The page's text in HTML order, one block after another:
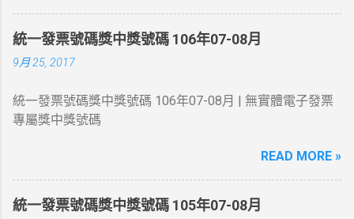
統一發票號碼獎中獎號碼 106年07-08月
9月 25, 2017
統一發票號碼獎中獎號碼 106年07-08月 | 無實體電子發票
專屬獎中獎號碼
READ MORE »
統一發票號碼獎中獎號碼 105年07-08月